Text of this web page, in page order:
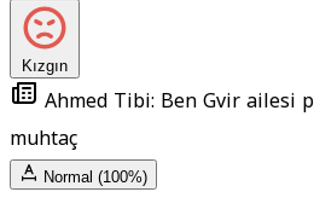
Kızgın
Ahmed Tibi: Ben Gvir ailesi
muhtaç
Normal (100%)